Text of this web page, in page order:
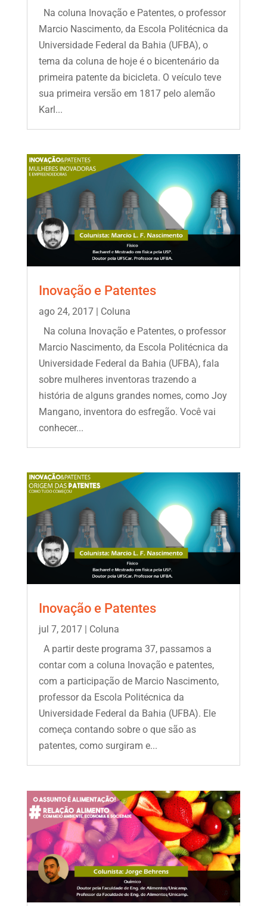
Na coluna Inovação e Patentes, o professor
Marcio Nascimento, da Escola Politécnica da
Universidade Federal da Bahia (UFBA), o
tema da coluna de hoje é o bicentenário da
primeira patente da bicicleta. O veículo teve
sua primeira versão em 1817 pelo alemão
Karl...
Inovação e Patentes
ago 24, 2017| Coluna
Na coluna Inovação e Patentes, o professor
Marcio Nascimento, da Escola Politécnica da
Universidade Federal da Bahia (UFBA), fala
sobre mulheres inventoras trazendo a
história de alguns grandes nomes, como Joy
Mangano, inventora do esfregão. Você vai
conhecer...
Inovação e Patentes
jul 7, 2017| Coluna
A partir deste programa 37, passamos a
contar com a coluna Inovação e patentes,
com a participação de Marcio Nascimento,
professor da Escola Politécnica da
Universidade Federal da Bahia (UFBA). Ele
começa contando sobre o que são as
patentes, como surgiram e...